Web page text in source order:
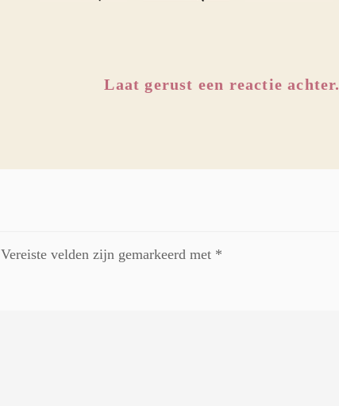
Laat gerust een reactie achter.
Vereiste velden zijn gemarkeerd met *